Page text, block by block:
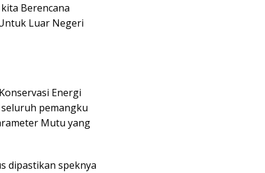
Berencana
Luar Negeri
Energi
pemangku
Mutu yang
dipastikan speknya